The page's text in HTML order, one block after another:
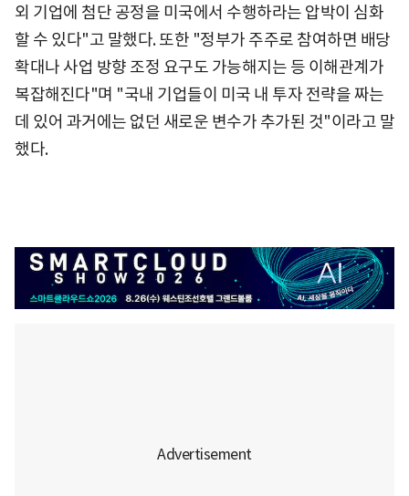
외 기업에 첨단 공정을 미국에서 수행하라는 압박이 심화
할 수 있다"고 말했다. 또한 "정부가 주주로 참여하면 배당
확대나 사업 방향 조정 요구도 가능해지는 등 이해관계가
복잡해진다"며 "국내 기업들이 미국 내 투자 전략을 짜는
데 있어 과거에는 없던 새로운 변수가 추가된 것"이라고 말
했다.